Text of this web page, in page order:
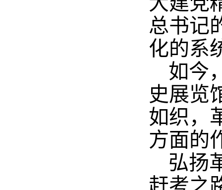
总书记
化的系
如今
史展览
如织，
方面的
弘扬